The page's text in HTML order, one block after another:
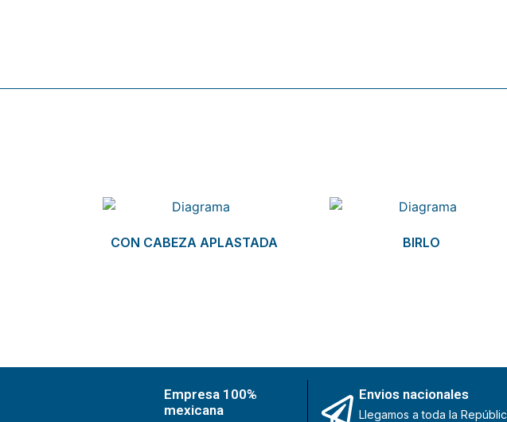
CON CABEZA APLASTADA BIRLO
Empresa 100%
mexicana
Envios nacionales
Llegamos a toda la